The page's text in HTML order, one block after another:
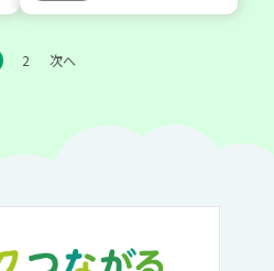
2 次へ